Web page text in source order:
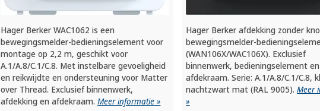
Hager Berker WAC1062 is een
bewegingsmelder-bedieningselement voor
montage op 2,2 m, geschikt voor
A.1/A.8/C.1/C.8. Met instelbare gevoeligheid
en reikwijdte en ondersteuning voor Matter
over Thread. Exclusief binnenwerk,
afdekking en afdekraam.Meer informatie »
Hager Berker afdekking zonder
bewegingsmelder-
(WAN106X/WAC106X). Exclusief
binnenwerk, bedieningselement en
afdekraam. Serie: A.1/A.8/C.1/C.8,
nachtzwart mat (RAL 9005).Meer
»